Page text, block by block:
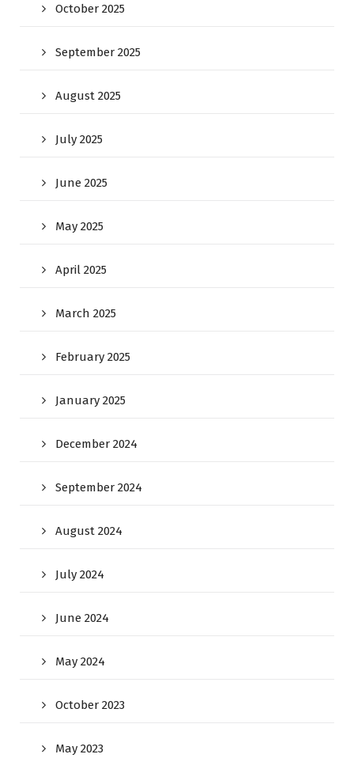
October 2025
September 2025
August 2025
July 2025
June 2025
May 2025
April 2025
March 2025
February 2025
January 2025
December 2024
September 2024
August 2024
July 2024
June 2024
May 2024
October 2023
May 2023